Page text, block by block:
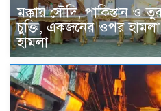
মক্কায় সৌদি, পাকিস্তান ও
চুক্তি, একজনের ওপর
হামলা